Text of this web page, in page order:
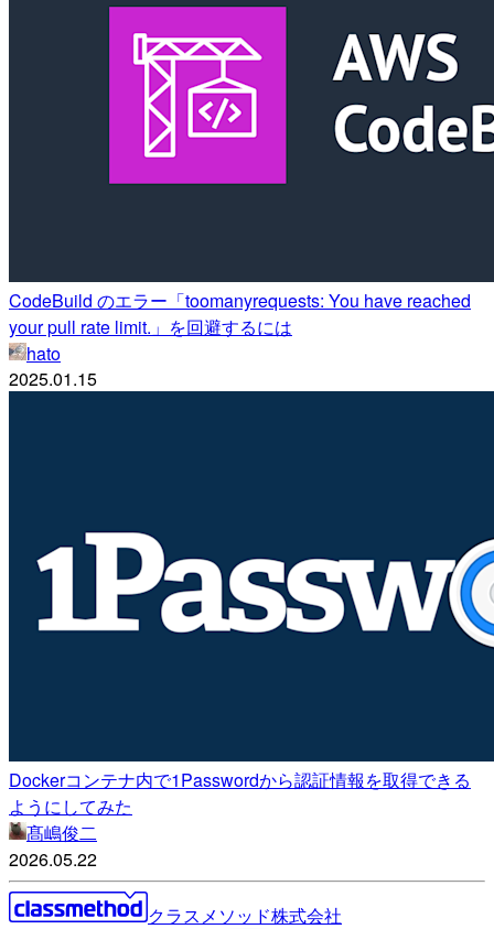
CodeBuild のエラー「toomanyrequests: You have reached
your pull rate limit.」を回避するには
hato
2025.01.15
Dockerコンテナ内で1Passwordから認証情報を取得できる
ようにしてみた
髙嶋俊二
2026.05.22
クラスメソッド株式会社